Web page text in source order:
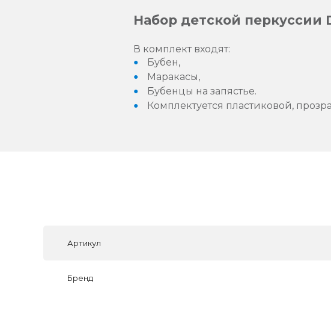
Набор детской перкуссии
В комплект входят:
Бубен,
Маракасы,
Бубенцы на запястье.
Комплектуется пластиковой,
Артикул
Бренд